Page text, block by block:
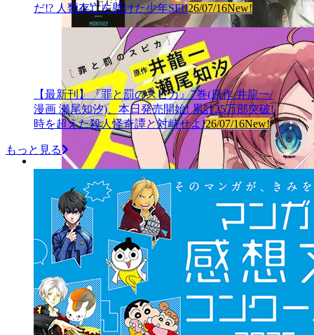
だ!? 人類存亡を懸けた少年SF!!26/07/16New!
【最新刊】『罪と罰のスピカ』7巻(原作 井龍一/
漫画 瀬尾知汐)、本日発売開始! 累計25万部突破!
時を超えた殺人怪奇譚と対峙せよ!26/07/16New!
もっと見る